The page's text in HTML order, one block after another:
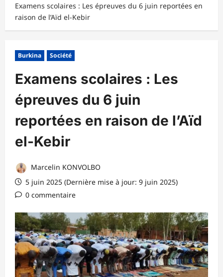
Examens scolaires : Les épreuves du 6 juin reportées en
raison de l’Aïd el-Kebir
Burkina Société
Examens scolaires : Les
épreuves du 6 juin
reportées en raison de l’Aïd
el-Kebir
Marcelin KONVOLBO
5 juin 2025 (Dernière mise à jour: 9 juin 2025)
0 commentaire